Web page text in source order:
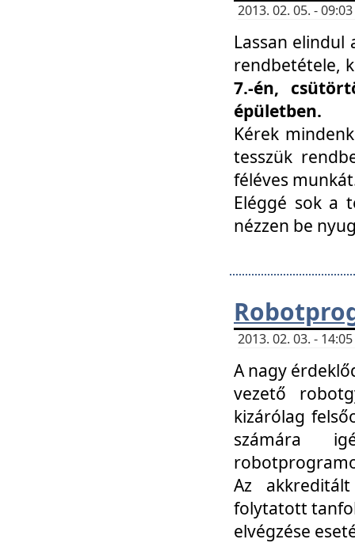
2013. 02. 05. -
Lassan elindul
rendbetétele,
7.-én,
épületben.
Kérek
tesszük
féléves
Eléggé sok a
nézzen be
2013. 02. 03. -
A nagy
vezető
kizárólag
számára
Az
folytatott
elvégzése